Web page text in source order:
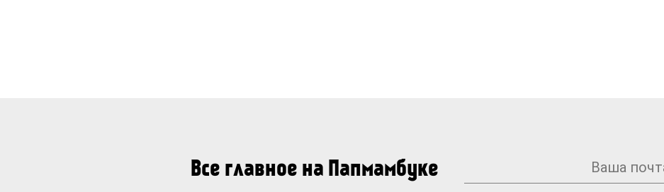
Все главное на Папмамбуке